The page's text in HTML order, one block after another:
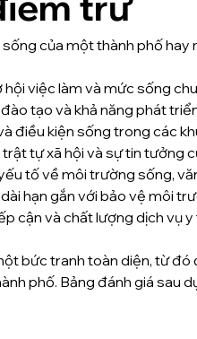
của một thành phố
việc làm và mức sống
tạo và khả năng phát
điều kiện sống trong các
tự xã hội và sự tin tưởng
tố về môi trường sống,
hạn gắn với bảo vệ môi
cận và chất lượng dịch vụ
bức tranh toàn diện, từ
phố. Bảng đánh giá sau